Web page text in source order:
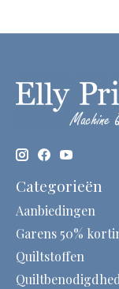
Categorieën
Aanbiedingen
Garens 50%
Quiltstoffen